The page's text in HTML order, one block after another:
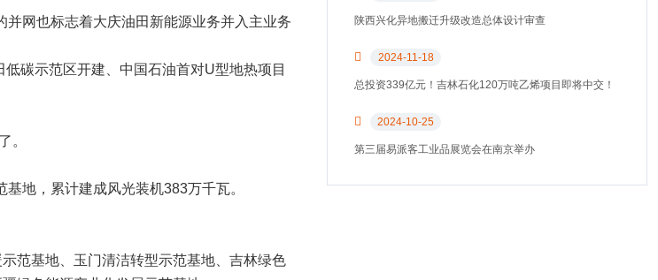
网也标志着大庆油田新能源业务并入主业务
碳示范区开建、中国石油首对U型地热项目
。
地，累计建成风光装机383万千瓦。
范基地、玉门清洁转型示范基地、吉林绿色
陕西兴化异地搬迁升级改造总体设计审查
2024-11-18
总投资339亿元！吉林石化120万吨乙烯项目即将中交！
2024-10-25
第三届易派客工业品展览会在南京举办